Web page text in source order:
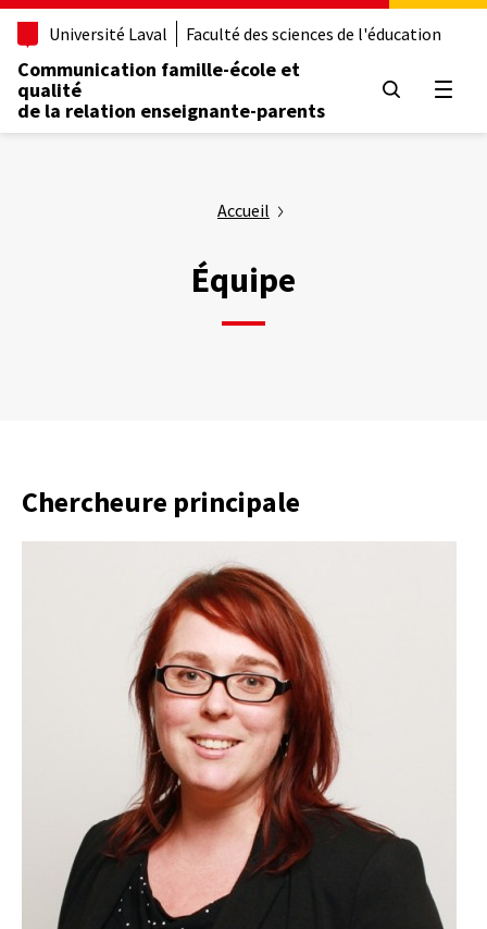
Aller
contenu
principal
Université Laval Faculté des sciences de l'éducation
Communication famille-école et
qualité
de la relation enseignante-parents
Accueil
Équipe
Chercheure principale